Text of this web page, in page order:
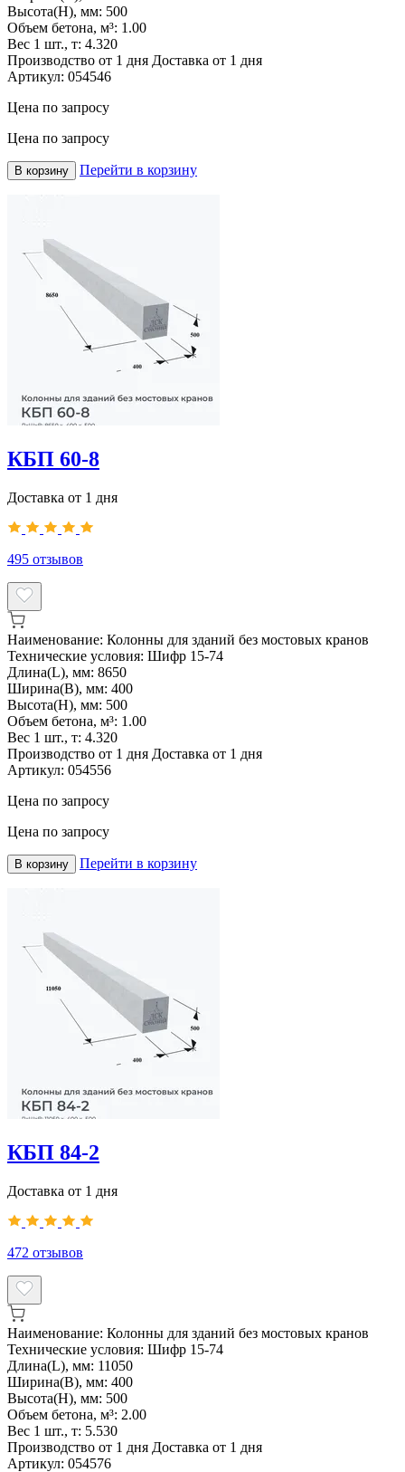
Высота(H), мм: 500
Объем бетона, м³: 1.00
Вес 1 шт., т: 4.320
Производство от 1 дня Доставка от 1 дня
Артикул: 054546
Цена по запросу
Цена по запросу
В корзину Перейти в корзину
КБП 60-8
Доставка от 1 дня
495 отзывов
Наименование: Колонны для зданий без мостовых кранов
Технические условия: Шифр 15-74
Длина(L), мм: 8650
Ширина(B), мм: 400
Высота(H), мм: 500
Объем бетона, м³: 1.00
Вес 1 шт., т: 4.320
Производство от 1 дня Доставка от 1 дня
Артикул: 054556
Цена по запросу
Цена по запросу
В корзину Перейти в корзину
КБП 84-2
Доставка от 1 дня
472 отзывов
Наименование: Колонны для зданий без мостовых кранов
Технические условия: Шифр 15-74
Длина(L), мм: 11050
Ширина(B), мм: 400
Высота(H), мм: 500
Объем бетона, м³: 2.00
Вес 1 шт., т: 5.530
Производство от 1 дня Доставка от 1 дня
Артикул: 054576